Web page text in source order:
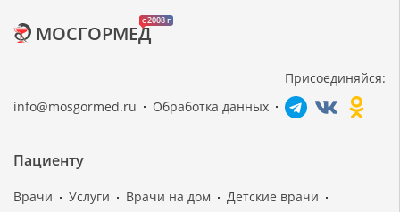
c 2008 г
МОСГОРМЕД
info@mosgormed.ru Обработка данных
Присоединяйся:
Пациенту
Врачи Услуги Врачи на дом
Детские врачи